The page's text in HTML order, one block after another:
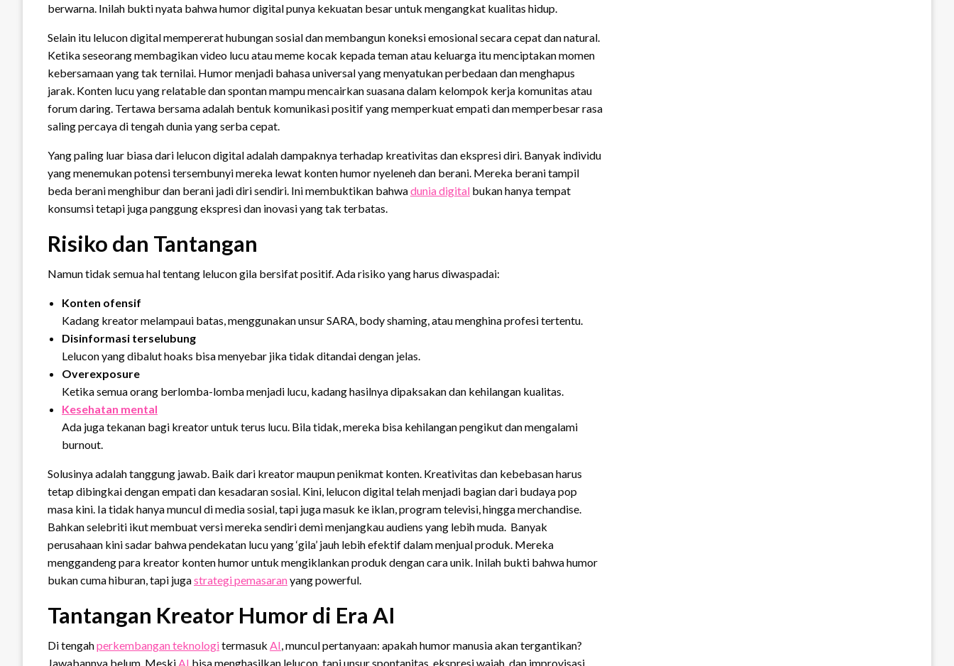
berwarna. Inilah bukti nyata bahwa humor digital punya kekuatan besar untuk mengangkat kualitas hidup.
Selain itu lelucon digital mempererat hubungan sosial dan membangun koneksi emosional secara cepat dan natural.
Ketika seseorang membagikan video lucu atau meme kocak kepada teman atau keluarga itu menciptakan momen
kebersamaan yang tak ternilai. Humor menjadi bahasa universal yang menyatukan perbedaan dan menghapus
jarak. Konten lucu yang relatable dan spontan mampu mencairkan suasana dalam kelompok kerja komunitas atau
forum daring. Tertawa bersama adalah bentuk komunikasi positif yang memperkuat empati dan memperbesar rasa
saling percaya di tengah dunia yang serba cepat.
Yang paling luar biasa dari lelucon digital adalah dampaknya terhadap kreativitas dan ekspresi diri. Banyak individu
yang menemukan potensi tersembunyi mereka lewat konten humor nyeleneh dan berani. Mereka berani tampil
beda berani menghibur dan berani jadi diri sendiri. Ini membuktikan bahwadunia digital bukan hanya tempat
konsumsi tetapi juga panggung ekspresi dan inovasi yang tak terbatas.
Risiko dan Tantangan
Namun tidak semua hal tentang lelucon gila bersifat positif. Ada risiko yang harus diwaspadai:
Konten ofensif
Kadang kreator melampaui batas, menggunakan unsur SARA, body shaming, atau menghina profesi tertentu.
Disinformasi terselubung
Lelucon yang dibalut hoaks bisa menyebar jika tidak ditandai dengan jelas.
Overexposure
Ketika semua orang berlomba-lomba menjadi lucu, kadang hasilnya dipaksakan dan kehilangan kualitas.
Kesehatan mental
Ada juga tekanan bagi kreator untuk terus lucu. Bila tidak, mereka bisa kehilangan pengikut dan mengalami
burnout.
Solusinya adalah tanggung jawab. Baik dari kreator maupun penikmat konten. Kreativitas dan kebebasan harus
tetap dibingkai dengan empati dan kesadaran sosial. Kini, lelucon digital telah menjadi bagian dari budaya pop
masa kini. Ia tidak hanya muncul di media sosial, tapi juga masuk ke iklan, program televisi, hingga merchandise.
Bahkan selebriti ikut membuat versi mereka sendiri demi menjangkau audiens yang lebih muda. Banyak
perusahaan kini sadar bahwa pendekatan lucu yang ‘gila’ jauh lebih efektif dalam menjual produk. Mereka
menggandeng para kreator konten humor untuk mengiklankan produk dengan cara unik. Inilah bukti bahwa humor
bukan cuma hiburan, tapi jugastrategi pemasaranyang powerful.
Tantangan Kreator Humor di Era AI
Di tengahperkembangan teknologitermasuk AI, muncul pertanyaan: apakah humor manusia akan tergantikan?
Jawabannya belum. Meski AI bisa menghasilkan lelucon, tapi unsur spontanitas, ekspresi wajah, dan improvisasi